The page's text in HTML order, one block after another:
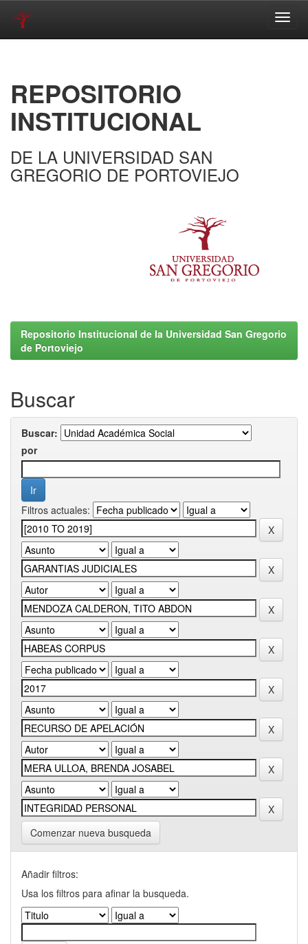
REPOSITORIO
INSTITUCIONAL
DE LA UNIVERSIDAD SAN
GREGORIO DE PORTOVIEJO
Repositorio Institucional de la Universidad San Gregorio
de Portoviejo
Buscar
Buscar:
por
Filtros actuales:
Comenzar nueva busqueda
Añadir filtros:
Usa los filtros para afinar la busqueda.